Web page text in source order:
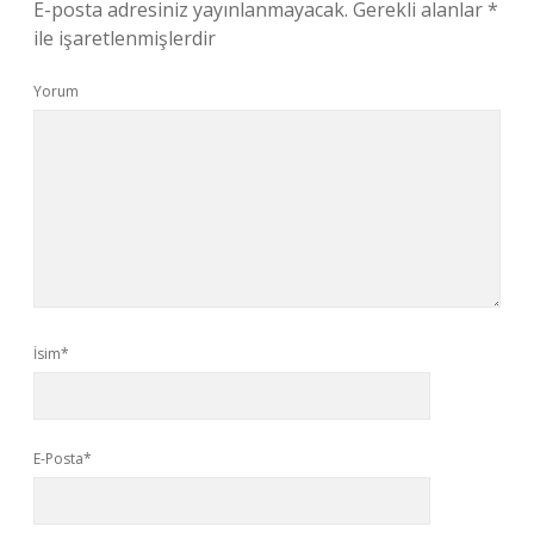
E-posta adresiniz yayınlanmayacak. Gerekli alanlar*
ile işaretlenmişlerdir
Yorum
İsim*
E-Posta*